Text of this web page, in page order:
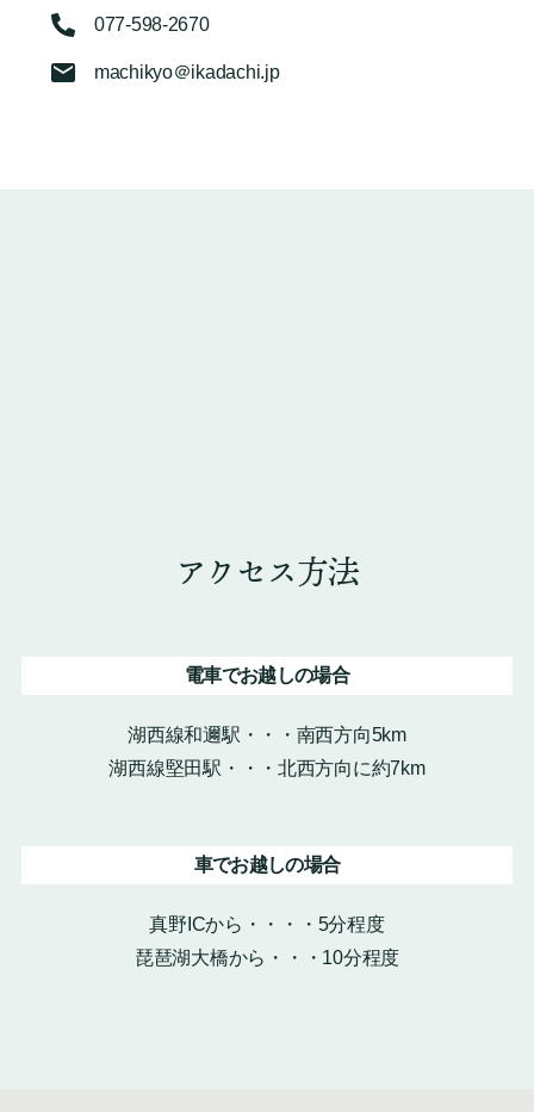
077-598-2670
machikyo＠ikadachi.jp
アクセス方法
電車でお越しの場合
湖西線和邇駅・・・南西方向5km
湖西線堅田駅・・・北西方向に約7km
車でお越しの場合
真野ICから・・・・5分程度
琵琶湖大橋から・・・10分程度